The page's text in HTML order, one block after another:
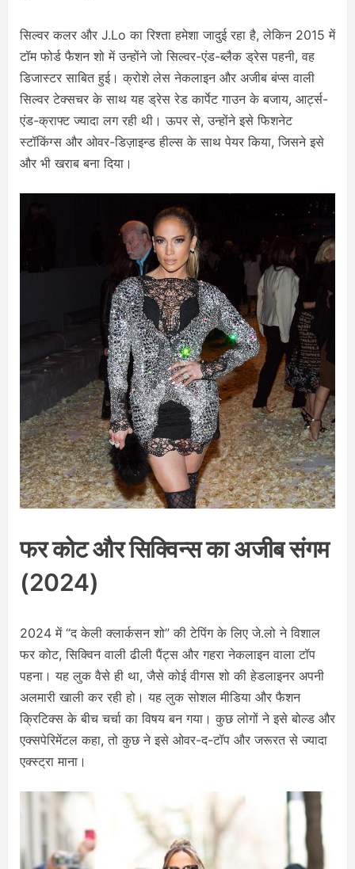
सिल्वर कलर और J.Lo का रिश्ता हमेशा जादुई रहा है, लेकिन 2015 में
टॉम फोर्ड फैशन शो में उन्होंने जो सिल्वर-एंड-ब्लैक ड्रेस पहनी, वह
डिजास्टर साबित हुई। क्रोशे लेस नेकलाइन और अजीब बंप्स वाली
सिल्वर टेक्सचर के साथ यह ड्रेस रेड कार्पेट गाउन के बजाय, आर्ट्स-
एंड-क्राफ्ट ज्यादा लग रही थी। ऊपर से, उन्होंने इसे फिशनेट
स्टॉकिंग्स और ओवर-डिज़ाइन्ड हील्स के साथ पेयर किया, जिसने इसे
और भी खराब बना दिया।
फर कोट और सिक्विन्स का अजीब संगम
(2024)
2024 में “द केली क्लार्कसन शो” की टेपिंग के लिए जे.लो ने विशाल
फर कोट, सिक्विन वाली ढीली पैंट्स और गहरा नेकलाइन वाला टॉप
पहना। यह लुक वैसे ही था, जैसे कोई वीगस शो की हेडलाइनर अपनी
अलमारी खाली कर रही हो। यह लुक सोशल मीडिया और फैशन
क्रिटिक्स के बीच चर्चा का विषय बन गया। कुछ लोगों ने इसे बोल्ड और
एक्सपेरिमेंटल कहा, तो कुछ ने इसे ओवर-द-टॉप और जरूरत से ज्यादा
एक्स्ट्रा माना।